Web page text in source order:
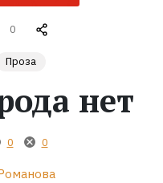
0
Проза
нет
0 0